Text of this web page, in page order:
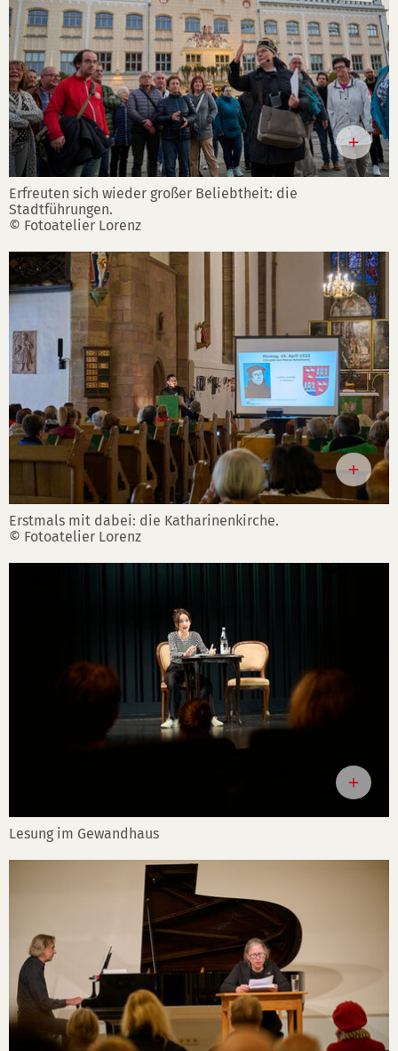
Erfreuten sich wieder großer Beliebtheit: die
Stadtführungen.
© Fotoatelier Lorenz
Erstmals mit dabei: die Katharinenkirche.
© Fotoatelier Lorenz
Lesung im Gewandhaus